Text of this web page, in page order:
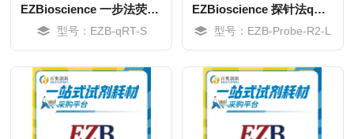
EZBioscience 一步法荧光定量专用预混液
型号：EZB-qRT-S
EZBioscience 探针法qPCR试剂盒
型号：EZB-Probe-R2-L